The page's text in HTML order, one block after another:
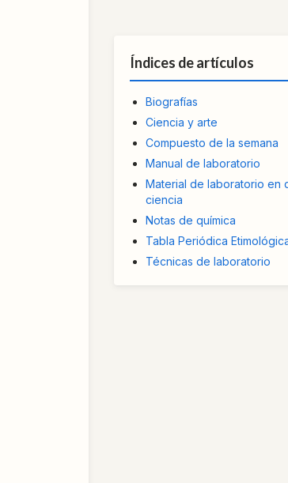
Índices de artículos
Biografías
Ciencia y arte
Compuesto de la semana
Manual de laboratorio
Material de laboratorio en
ciencia
Notas de química
Tabla Periódica
Técnicas de laboratorio